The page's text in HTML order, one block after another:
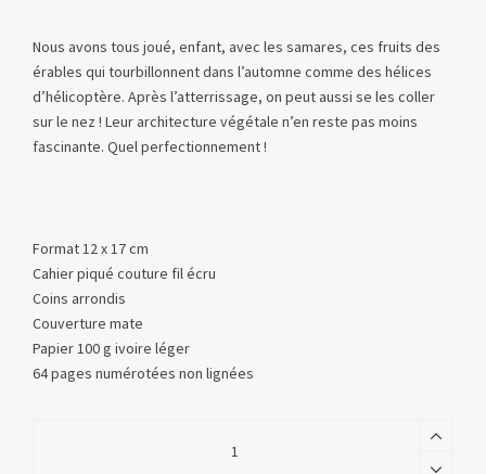
Nous avons tous joué, enfant, avec les samares, ces fruits des
érables qui tourbillonnent dans l’automne comme des hélices
d’hélicoptère. Après l’atterrissage, on peut aussi se les coller
sur le nez ! Leur architecture végétale n’en reste pas moins
fascinante. Quel perfectionnement !
Format 12 x 17 cm
Cahier piqué couture fil écru
Coins arrondis
Couverture mate
Papier 100 g ivoire léger
64 pages numérotées non lignées